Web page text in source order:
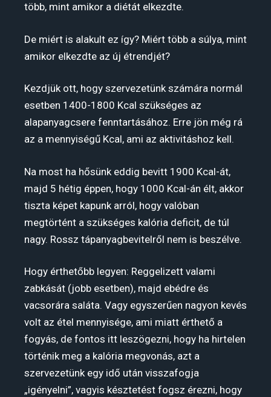
több, mint amikor a diétát elkezdte.
De miért is alakult ez így? Miért több a súlya, mint
amikor elkezdte az új étrendjét?
Kezdjük ott, hogy szervezetünk számára normál
esetben 1400-1800 Kcal szükséges az
alapanyagcsere fenntartásához. Erre jön még rá
az a mennyiségű Kcal, ami az aktivitáshoz kell.
Na most ha hősünk eddig bevitt 1900 Kcal-át,
majd 5 hétig éppen, hogy 1000 Kcal-án élt, akkor
tiszta képet kapunk arról, hogy valóban
megtörtént a szükséges kalória deficit, de túl
nagy. Rossz tápanyagbevitelről nem is beszélve.
Hogy érthetőbb legyen: Reggelizett valami
zabkását (jobb esetben), majd ebédre és
vacsorára saláta. Vagy egyszerűen nagyon kevés
volt az étel mennyisége, ami miatt érthető a
fogyás, de fontos itt leszögezni, hogy ha hirtelen
történik meg a kalória megvonás, azt a
szervezetünk egy idő után visszafogja
„igényelni”, vagyis késztetést fogsz érezni, hogy